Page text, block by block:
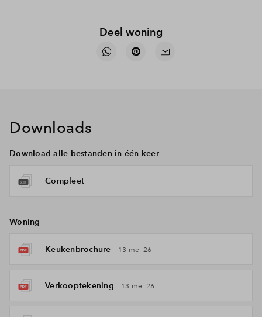
Deel woning
Downloads
Download alle bestanden in één keer
Compleet
Woning
Keukenbrochure 13 mei 26
Verkooptekening 13 mei 26